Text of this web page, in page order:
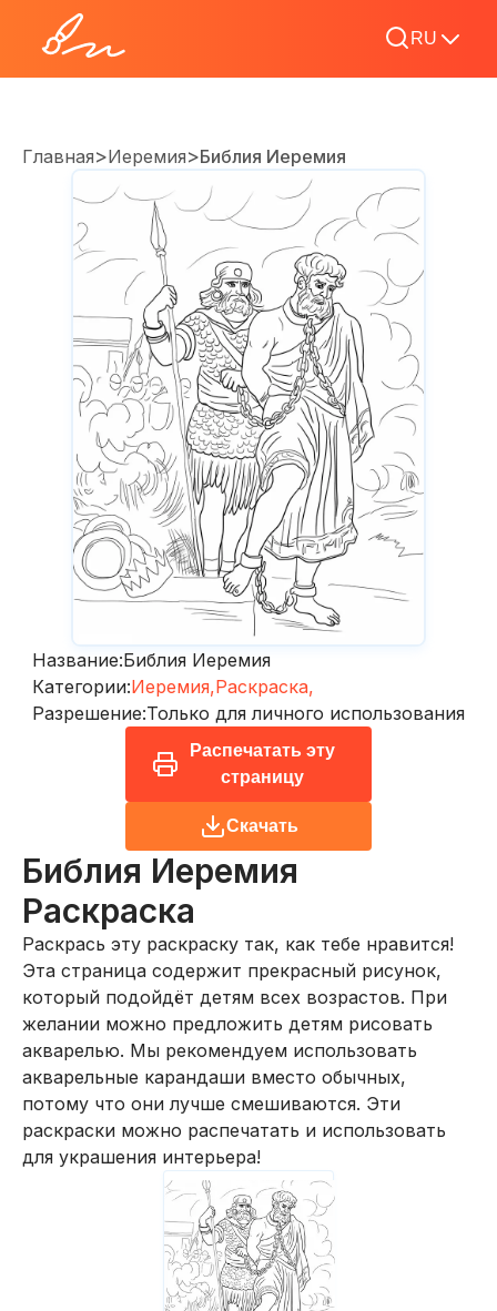
RU
Главная>Иеремия>Библия Иеремия
Название:Библия Иеремия
Категории:Иеремия,Раскраска,
Разрешение:Только для личного использования
Распечатать эту
страницу
Скачать
Библия Иеремия
Раскраска
Раскрась эту раскраску так, как тебе нравится!
Эта страница содержит прекрасный рисунок,
который подойдёт детям всех возрастов. При
желании можно предложить детям рисовать
акварелью. Мы рекомендуем использовать
акварельные карандаши вместо обычных,
потому что они лучше смешиваются. Эти
раскраски можно распечатать и использовать
для украшения интерьера!